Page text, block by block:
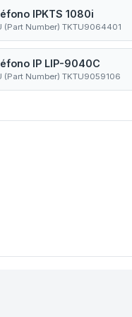
IPKTS 1080i
(Part Number) TKTU9064401
IP LIP-9040C
(Part Number) TKTU9059106